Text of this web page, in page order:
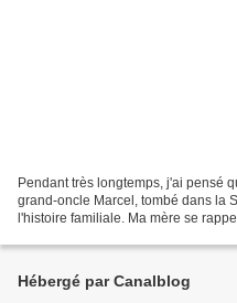
Pendant très longtemps, j'ai pensé
grand-oncle Marcel, tombé dans la
l'histoire familiale. Ma mère se
Hébergé par Canalblog